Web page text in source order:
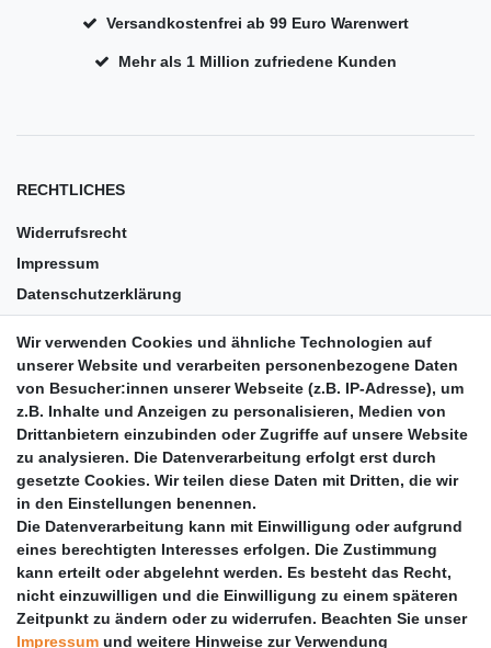
Versandkostenfrei ab 99 Euro Warenwert
Mehr als 1 Million zufriedene Kunden
RECHTLICHES
Widerrufsrecht
Impressum
Datenschutzerklärung
Barrierefreiheit
Anleitungen
Vertrag widerrufen
PARTNER
DHL
GLS
PaketPLUS
Wir verwenden Cookies und ähnliche Technologien auf
unserer Website und verarbeiten personenbezogene Daten
von Besucher:innen unserer Webseite (z.B. IP-Adresse), um
z.B. Inhalte und Anzeigen zu personalisieren, Medien von
Drittanbietern einzubinden oder Zugriffe auf unsere Website
zu analysieren. Die Datenverarbeitung erfolgt erst durch
gesetzte Cookies. Wir teilen diese Daten mit Dritten, die wir
in den Einstellungen benennen.
Die Datenverarbeitung kann mit Einwilligung oder aufgrund
eines berechtigten Interesses erfolgen. Die Zustimmung
kann erteilt oder abgelehnt werden. Es besteht das Recht,
nicht einzuwilligen und die Einwilligung zu einem späteren
Zeitpunkt zu ändern oder zu widerrufen. Beachten Sie unser
Impressum und weitere Hinweise zur Verwendung